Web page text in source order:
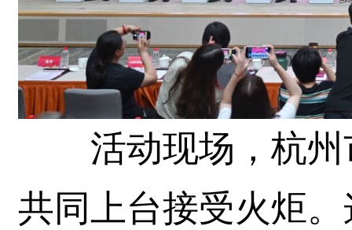
活动现场，杭州
共同上台接受火炬